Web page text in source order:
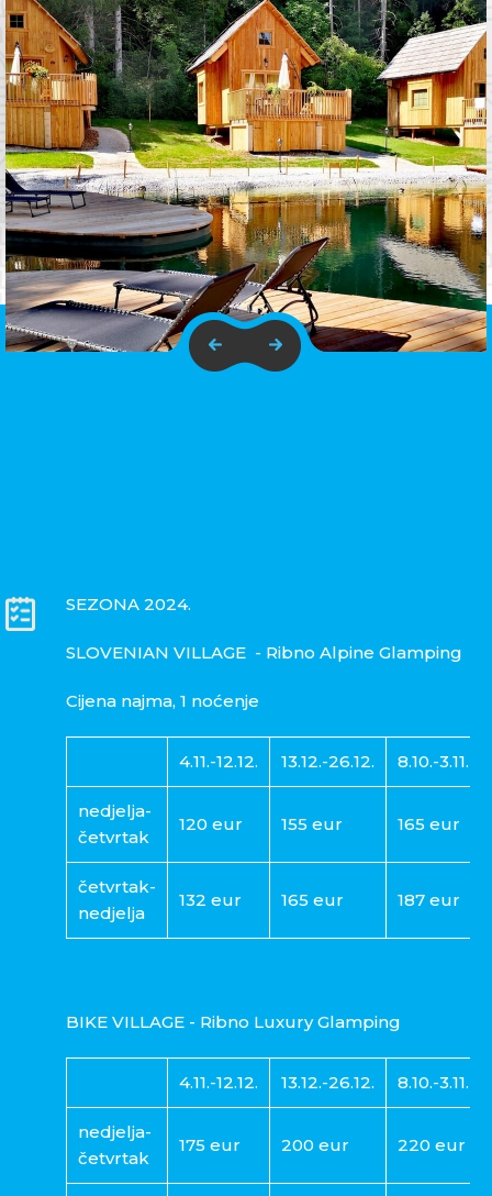
SEZONA 2024.
SLOVENIAN VILLAGE - Ribno Alpine Glamping
Cijena najma, 1 noćenje
4.11.-12.12. 13.12.-26.12. 8.10.-3.11.
nedjelja-
četvrtak
120 eur 155 eur 165 eur
četvrtak-
nedjelja
132 eur 165 eur 187 eur
BIKE VILLAGE - Ribno Luxury Glamping
4.11.-12.12. 13.12.-26.12. 8.10.-3.11.
nedjelja-
četvrtak
175 eur 200 eur 220 eur